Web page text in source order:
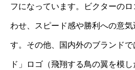
フになっています。ビクターの
わせ、スピード感や勝利への意気
す。その他、国内外のブランド
ド」ロゴ（飛翔する鳥の翼を模